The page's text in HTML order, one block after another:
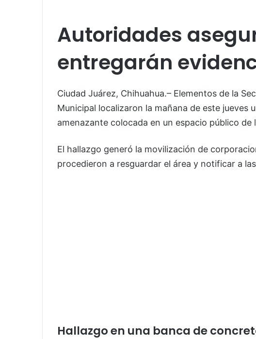
Autoridades
entregarán
Ciudad Juárez, Chihuahua.– Elementos de la
Municipal localizaron la mañana de este jueves
amenazante colocada en un espacio público de
El hallazgo generó la movilización de
procedieron a resguardar el área y notificar a
Hallazgo en una banca de